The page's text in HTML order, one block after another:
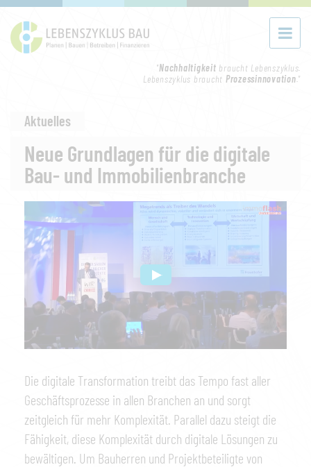
"Nachhaltigkeit braucht Lebenszyklus.
Lebenszyklus braucht Prozessinnovation."
Aktuelles
Neue Grundlagen für die digitale
Bau- und Immobilienbranche
Die digitale Transformation treibt das Tempo fast aller
Geschäftsprozesse in allen Branchen an und sorgt
zeitgleich für mehr Komplexität. Parallel dazu steigt die
Fähigkeit, diese Komplexität durch digitale Lösungen zu
bewältigen. Um Bauherren und Projektbeteiligte von